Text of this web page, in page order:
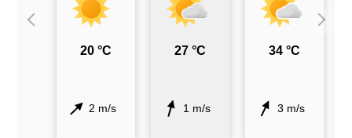
20 °C
2 m/s
27 °C
1 m/s
34 °C
3 m/s